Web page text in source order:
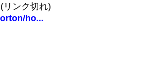
(リンク切れ)
ho...